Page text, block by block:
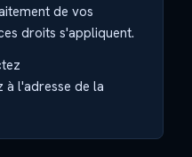
de vos
droits s'appliquent.
à l'adresse de la